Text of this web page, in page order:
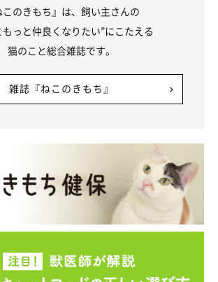
ち」2016年10月号『全国のオーバー還暦猫
イフからわかったご長寿術』（監修：聖母坂
鵜飼佳実先生）
子
関連性はありませんので予めご了承くださ
このきもち』は、飼い主さんの
もっと仲良くなりたい”にこたえる
猫のこと総合雑誌です。
雑誌『ねこのきもち』